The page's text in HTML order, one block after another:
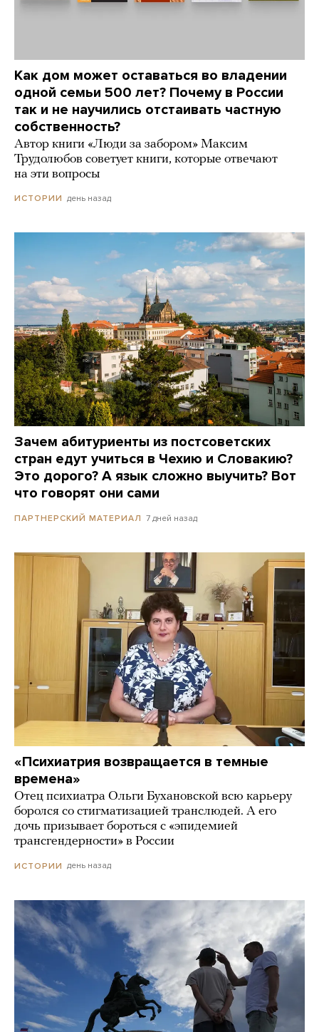
Как дом может оставаться во владении
одной семьи 500 лет? Почему в России
так и не научились отстаивать частную
собственность?
Автор книги «Люди за забором» Максим
Трудолюбов советует книги, которые отвечают
на эти вопросы
ИСТОРИИ день назад
Зачем абитуриенты из постсоветских
стран едут учиться в Чехию и Словакию?
Это дорого? А язык сложно выучить? Вот
что говорят они сами
ПАРТНЕРСКИЙ МАТЕРИАЛ 7 дней назад
«Психиатрия возвращается в темные
времена»
Отец психиатра Ольги Бухановской всю карьеру
боролся со стигматизацией транслюдей. А его
дочь призывает бороться с «эпидемией
трансгендерности» в России
ИСТОРИИ день назад